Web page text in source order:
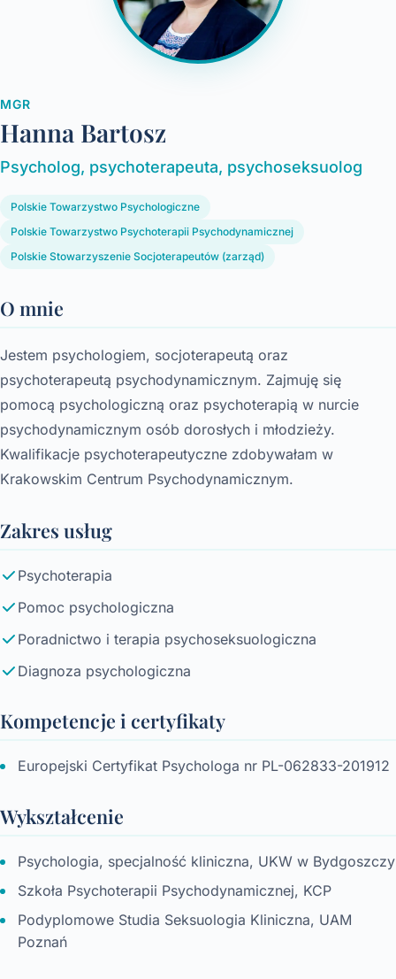
MGR
Hanna Bartosz
Psycholog, psychoterapeuta, psychoseksuolog
Polskie Towarzystwo Psychologiczne
Polskie Towarzystwo Psychoterapii Psychodynamicznej
Polskie Stowarzyszenie Socjoterapeutów (zarząd)
O mnie
Jestem psychologiem, socjoterapeutą oraz
psychoterapeutą psychodynamicznym. Zajmuję się
pomocą psychologiczną oraz psychoterapią w nurcie
psychodynamicznym osób dorosłych i młodzieży.
Kwalifikacje psychoterapeutyczne zdobywałam w
Krakowskim Centrum Psychodynamicznym.
Zakres usług
Psychoterapia
Pomoc psychologiczna
Poradnictwo i terapia psychoseksuologiczna
Diagnoza psychologiczna
Kompetencje i certyfikaty
Europejski Certyfikat Psychologa nr PL-062833-201912
Wykształcenie
Psychologia, specjalność kliniczna, UKW w Bydgoszczy
Szkoła Psychoterapii Psychodynamicznej, KCP
Podyplomowe Studia Seksuologia Kliniczna, UAM
Poznań